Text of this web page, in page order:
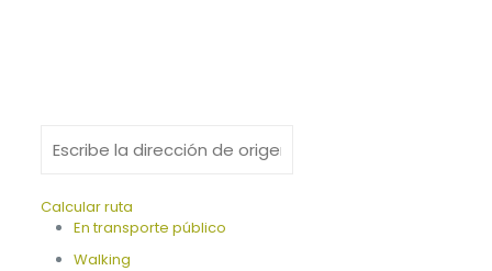
Calcular ruta
En transporte público
Walking